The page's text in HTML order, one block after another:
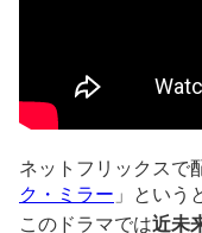
ネットフリックスで
ク・ミラー 」という
このドラマでは近未